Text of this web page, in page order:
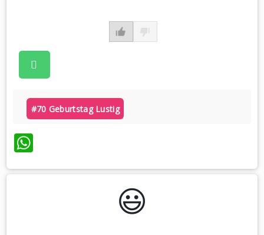
#70 Geburtstag Lustig
WhatsApp
😃️